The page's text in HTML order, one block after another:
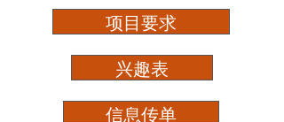
项目要求
兴趣表
信息传单